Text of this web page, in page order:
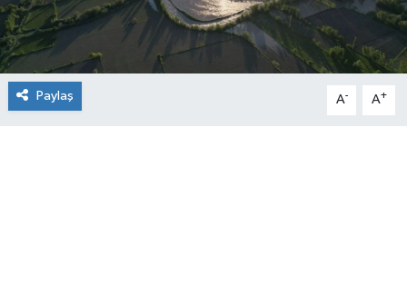
Paylaş A- A+